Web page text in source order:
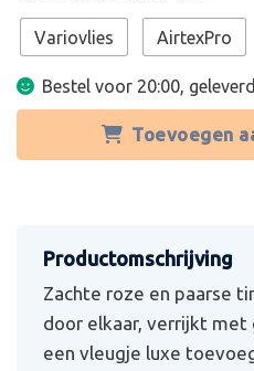
Variovlies AirtexPro
Bestel voor 20:00,
Toevoegen
Zachte roze en paarse
door elkaar, verrijkt met
een vleugje luxe